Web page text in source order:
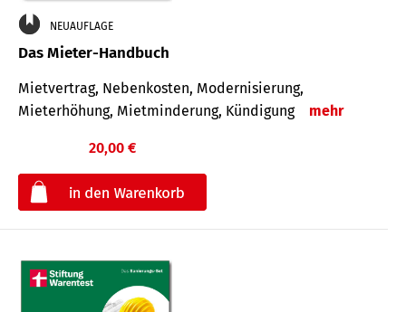
NEUAUFLAGE
Das Mieter-Handbuch
Mietvertrag, Nebenkosten, Modernisierung,
Mieterhöhung, Mietminderung, Kündigung
mehr
20,00 €